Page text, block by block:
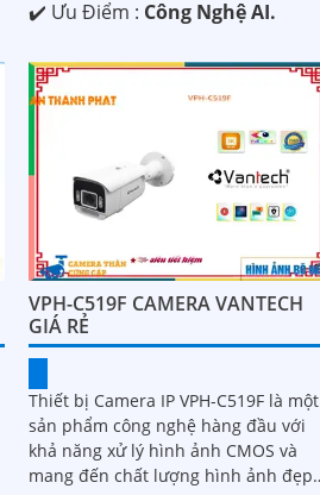
️✔️ Ưu Điểm : Công Nghệ AI.
VPH-C519F CAMERA VANTECH
GIÁ RẺ
Thiết bị Camera IP VPH-C519F là một
sản phẩm công nghệ hàng đầu với
khả năng xử lý hình ảnh CMOS và
mang đến chất lượng hình ảnh đẹp.